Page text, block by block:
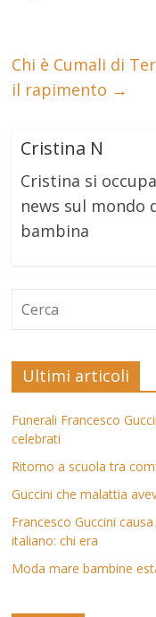
Chi è Cumali di
il rapimento →
Cristina N
Cristina si
news sul mondo
bambina
Ultimi articoli
Funerali Francesco
celebrati
Ritorno a scuola tra
Guccini che malattia
Francesco Guccini
italiano: chi era
Moda mare bambine